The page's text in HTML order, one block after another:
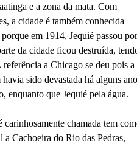
e a zona da mata. Com
a cidade é também conhecida
em 1914, Jequié passou por
da cidade ficou destruída,
a Chicago se deu pois a
sido devastada há alguns
enquanto que Jequié pela água.
chamada tem
Cachoeira do Rio das Pedras,